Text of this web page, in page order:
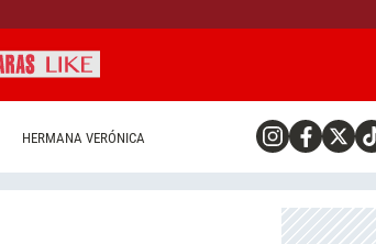
HERMANA VERÓNICA